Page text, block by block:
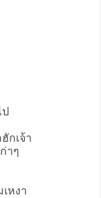
กเจ้า
าๆ
หงา